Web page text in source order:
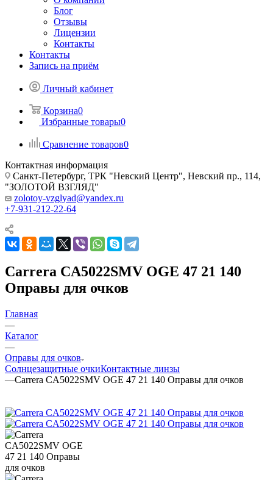
Блог
Отзывы
Лицензии
Контакты
Контакты
Запись на приём
Личный кабинет
Корзина0
Избранные товары0
Сравнение товаров0
Контактная информация
Санкт-Петербург, ТРК "Невский Центр", Невский пр., 114,
"ЗОЛОТОЙ ВЗГЛЯД"
zolotoy-vzglyad@yandex.ru
+7-931-212-22-64
Carrera CA5022SMV OGE 47 21 140
Оправы для очков
Главная
—
Каталог
—
Оправы для очков
Солнцезащитные очкиКонтактные линзы
—Carrera CA5022SMV OGE 47 21 140 Оправы для очков